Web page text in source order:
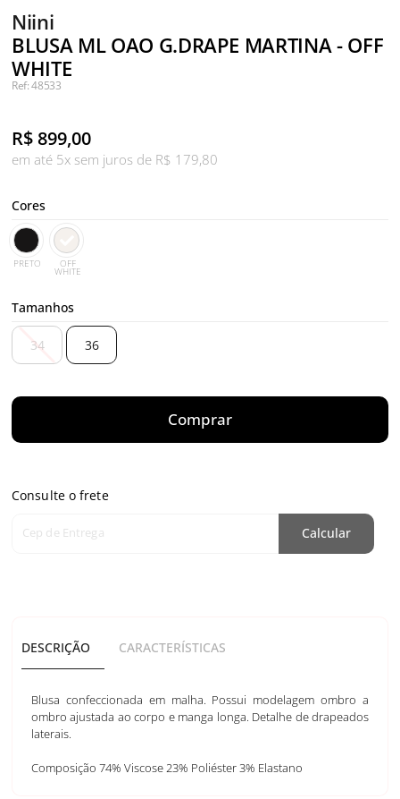
Niini
BLUSA ML OAO G.DRAPE MARTINA - OFF
WHITE
Ref: 48533
R$899,00
em até 5x sem juros de R$ 179,80
Cores
PRETO OFF
WHITE
Tamanhos
34 36
Comprar
Consulte o frete
Cep de Entrega Calcular
DESCRIÇÃO CARACTERÍSTICAS
Blusa confeccionada em malha. Possui modelagem ombro a
ombro ajustada ao corpo e manga longa. Detalhe de drapeados
laterais.
Composição 74% Viscose 23% Poliéster 3% Elastano